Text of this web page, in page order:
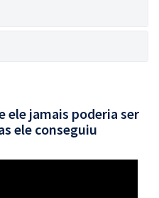
ele jamais poderia ser
ele conseguiu